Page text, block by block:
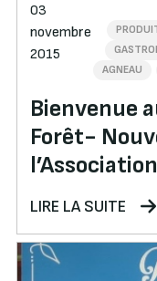
03
novembre
2015
AGNEAU
Bienvenue
Forêt-
l’Association
LIRE LA SUITE